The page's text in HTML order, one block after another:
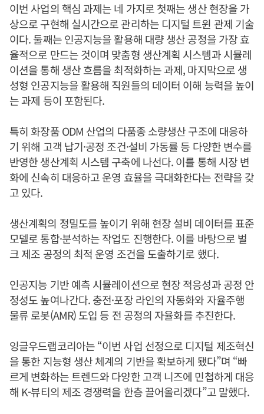
이번 사업의 핵심 과제는 네 가지로 첫째는 생산 현장을 가
상으로 구현해 실시간으로 관리하는 디지털 트윈 관제 기술
이다. 둘째는 인공지능을 활용해 대량 생산 공정을 가장 효
율적으로 만드는 것이며 맞춤형 생산계획 시스템과 시뮬레
이션을 통해 생산 흐름을 최적화하는 과제, 마지막으로 생
성형 인공지능을 활용해 직원들의 데이터 이해 능력을 높이
는 과제 등이 포함된다.
특히 화장품 ODM 산업의 다품종 소량생산 구조에 대응하
기 위해 고객 납기·공정 조건·설비 가동률 등 다양한 변수를
반영한 생산계획 시스템 구축에 나선다. 이를 통해 시장 변
화에 신속히 대응하고 운영 효율을 극대화한다는 전략을 갖
고 있다.
생산계획의 정밀도를 높이기 위해 현장 설비 데이터를 표준
모델로 통합·분석하는 작업도 진행한다. 이를 바탕으로 벌
크 제조 공정의 최적 운영 조건을 도출하기로 했다.
인공지능 기반 예측 시뮬레이션으로 현장 적응성과 공정 안
정성도 높여나간다. 충전·포장 라인의 자동화와 자율주행
물류 로봇(AMR) 도입 등 전 공정의 자율화를 추진한다.
잉글우드랩코리아는 “이번 사업 선정으로 디지털 제조혁신
을 통한 지능형 생산 체계의 기반을 확보하게 됐다”며 “빠
르게 변화하는 트렌드와 다양한 고객 니즈에 민첩하게 대응
해 K-뷰티의 제조 경쟁력을 한층 끌어올리겠다”고 말했다.